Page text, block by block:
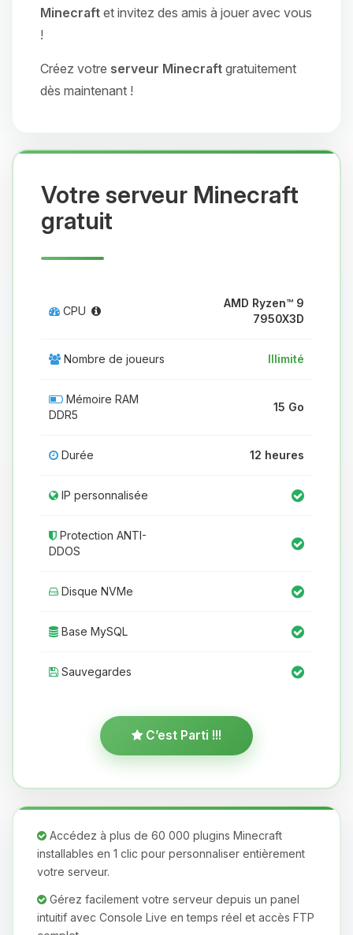
Minecraft et invitez des amis à jouer avec vous
!
Créez votre serveur Minecraft gratuitement
dès maintenant !
Votre serveur Minecraft
gratuit
CPU
AMD Ryzen™ 9
7950X3D
Nombre de joueurs Illimité
Mémoire RAM
DDR5
15 Go
Durée 12 heures
IP personnalisée
Protection ANTI-
DDOS
Disque NVMe
Base MySQL
Sauvegardes
C’est Parti !!!
Accédez à plus de 60 000 plugins Minecraft
installables en 1 clic pour personnaliser entièrement
votre serveur.
Gérez facilement votre serveur depuis un panel
intuitif avec Console Live en temps réel et accès FTP